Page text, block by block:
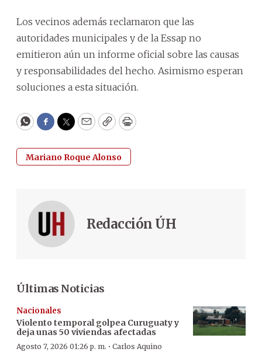
Los vecinos además reclamaron que las
autoridades municipales y de la Essap no
emitieron aún un informe oficial sobre las causas
y responsabilidades del hecho. Asimismo esperan
soluciones a esta situación.
WhatsApp
Facebook
Twitter
EmailCopyPrint
Mariano Roque Alonso
Redacción ÚH
Últimas Noticias
Nacionales
Violento temporal golpea Curuguaty y
deja unas 50 viviendas afectadas
Agosto 7, 2026 01:26 p. m. · Carlos Aquino